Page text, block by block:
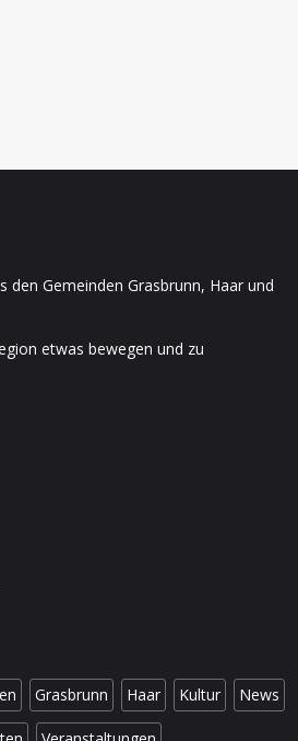
den Gemeinden Grasbrunn, Haar und
etwas bewegen und zu
Grasbrunn Haar Kultur News